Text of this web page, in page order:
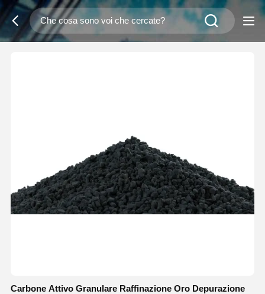
Carbone Attivo Granulare Raffinazione Oro Depurazione